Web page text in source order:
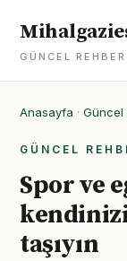
GÜNCEL REHBER
Anasayfa · Güncel
GÜNCEL
Spor ve
taşıyın